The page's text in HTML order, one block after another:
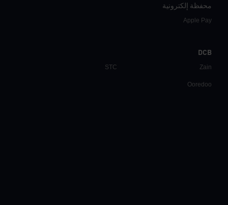
محفظة إلكترونية
Apple Pay
DCB
Zain
STC
Ooredoo